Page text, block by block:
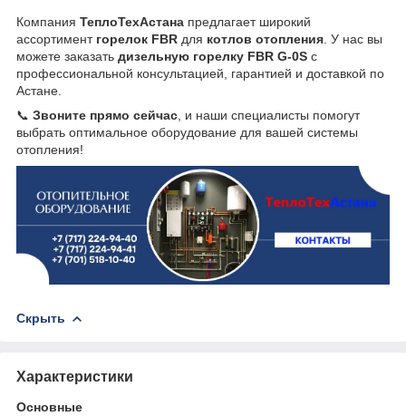
Компания ТеплоТехАстана предлагает широкий
ассортимент горелок FBR для котлов отопления . У нас вы
можете заказать дизельную горелку FBR G-0S с
профессиональной консультацией, гарантией и доставкой по
Астане.
📞 Звоните прямо сейчас , и наши специалисты помогут
выбрать оптимальное оборудование для вашей системы
отопления!
Скрыть
Характеристики
Основные